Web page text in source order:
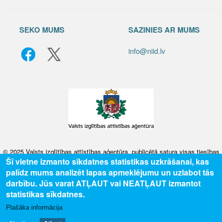
SEKO MUMS SAZINIES AR MUMS
info@niid.lv
© 2025 Valsts izglītības attīstības aģentūra, publicētā satura visas tiesības
aizsargātas.
Šī vietne izmanto sīkdatnes statistikas uzkrāšanai, kas
palīdz mums analizēt lapas apmeklējumu un uzlabot tās
darbību. Jūs varat ATĻAUT vai NEATĻAUT izmantot
statistikas sīkdatnes.
Plašāka informācija